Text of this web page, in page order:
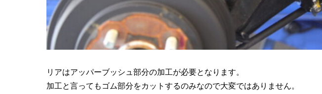
リアはアッパーブッシュ部分の加工が必要となります。
加工と言ってもゴム部分をカットするのみなので大変ではありません。